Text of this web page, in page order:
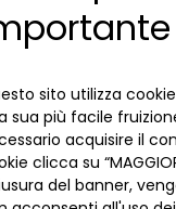
011 5652700/
IL TUO SOSTEGNO
Fai una donazione
sito utilizza
sua più facile
acquisire il
clicca su
del banner,